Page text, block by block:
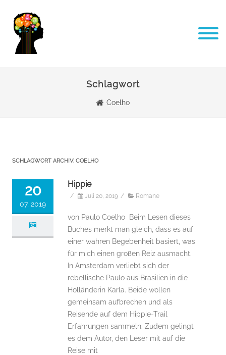
Schlagwort
Coelho
SCHLAGWORT ARCHIV: COELHO
20
07, 2019
Hippie
/ Juli 20, 2019 / Romane
von Paulo Coelho Beim Lesen dieses
Buches merkt man gleich, dass es auf
einer wahren Begebenheit basiert, was
für mich einen großen Reiz ausmacht.
In Amsterdam verliebt sich der
rebellische Paulo aus Brasilien in die
Holländerin Karla. Beide wollen
gemeinsam aufbrechen und als
Reisende auf dem Hippie-Trail
Erfahrungen sammeln. Zudem gelingt
es dem Autor, den Leser mit auf die
Reise mit